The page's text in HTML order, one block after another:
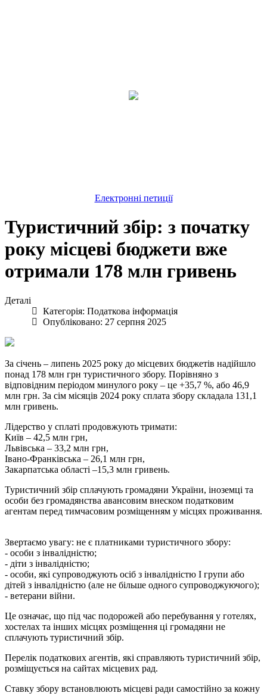
Електронні петиції
Туристичний збір: з початку
року місцеві бюджети вже
отримали 178 млн гривень
Деталі
Категорія: Податкова інформація
Опубліковано: 27 серпня 2025
За січень – липень 2025 року до місцевих бюджетів надійшло
понад 178 млн грн туристичного збору. Порівняно з
відповідним періодом минулого року – це +35,7 %, або 46,9
млн грн. За сім місяців 2024 року сплата збору складала 131,1
млн гривень.
Лідерство у сплаті продовжують тримати:
Київ – 42,5 млн грн,
Львівська – 33,2 млн грн,
Івано-Франківська – 26,1 млн грн,
Закарпатська області –15,3 млн гривень.
Туристичний збір сплачують громадяни України, іноземці та
особи без громадянства авансовим внеском податковим
агентам перед тимчасовим розміщенням у місцях проживання.
Звертаємо увагу: не є платниками туристичного збору:
- особи з інвалідністю;
- діти з інвалідністю;
- особи, які супроводжують осіб з інвалідністю I групи або
дітей з інвалідністю (але не більше одного супроводжуючого);
- ветерани війни.
Це означає, що під час подорожей або перебування у готелях,
хостелах та інших місцях розміщення ці громадяни не
сплачують туристичний збір.
Перелік податкових агентів, які справляють туристичний збір,
розміщується на сайтах місцевих рад.
Ставку збору встановлюють місцеві ради самостійно за кожну